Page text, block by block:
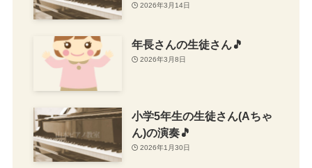
2026年3月14日
年長さんの生徒さん🎵
2026年3月8日
小学5年生の生徒さん(Aちゃ
ん)の演奏🎵
2026年1月30日